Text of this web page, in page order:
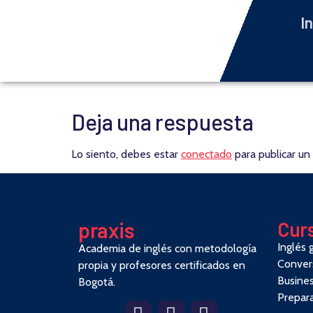
Deja una respuesta
Lo siento, debes estar conectado para publicar
praxis
Academia de inglés con metodología
propia y profesores certificados en
Bogotá.
Inglés